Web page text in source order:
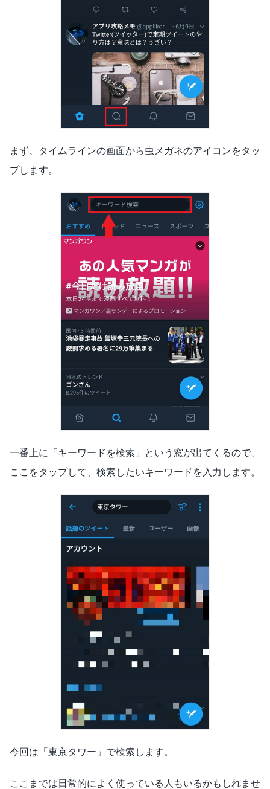
まず、タイムラインの画面から虫メガネのアイコンをタッ
プします。
一番上に「キーワードを検索」という窓が出てくるので、
ここをタップして、検索したいキーワードを入力します。
今回は「東京タワー」で検索します。
ここまでは日常的によく使っている人もいるかもしれませ